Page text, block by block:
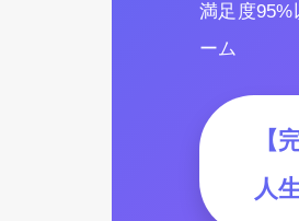
満足度
ーム
【
人